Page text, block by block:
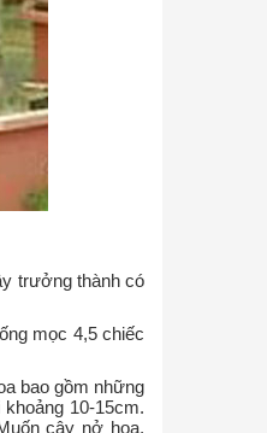
trưởng thành có
mọc 4,5 chiếc
bao gồm những
10-15cm.
cây nở hoa,